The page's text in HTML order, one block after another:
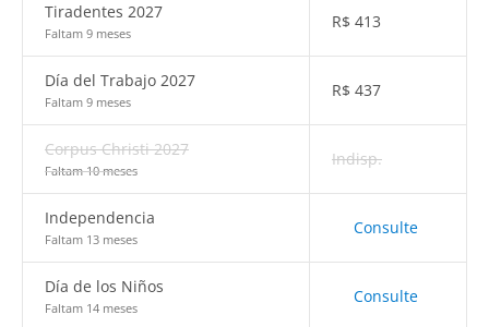
Tiradentes 2027
Faltam 9 meses
R$ 413
Día del Trabajo 2027
Faltam 9 meses
R$ 437
Corpus Christi 2027
Faltam 10 meses
Indisp.
Independencia
Faltam 13 meses
Consulte
Día de los Niños
Faltam 14 meses
Consulte